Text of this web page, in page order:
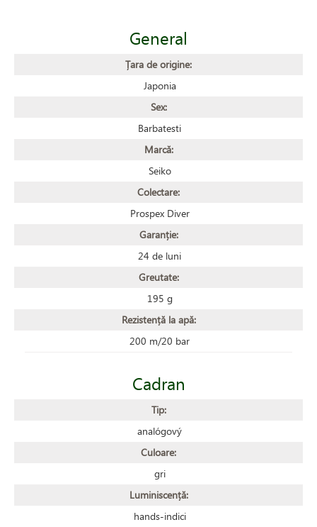
General
Țara de origine:
Japonia
Sex:
Barbatesti
Marcă:
Seiko
Colectare:
Prospex Diver
Garanție:
24 de luni
Greutate:
195 g
Rezistență la apă:
200 m/20 bar
Cadran
Tip:
analógový
Culoare:
gri
Luminiscență:
hands-indici